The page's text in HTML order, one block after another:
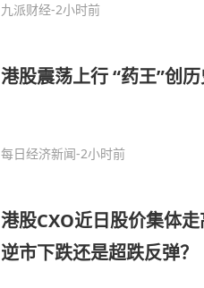
九派财经-2小时前
港股震荡上行 “药王”创
每日经济新闻-2小时前
港股CXO近日股价集体
逆市下跌还是超跌反弹？